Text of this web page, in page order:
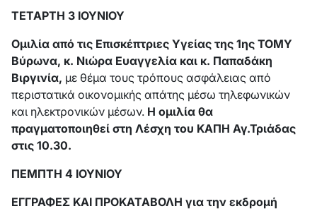
ΤΕΤΑΡΤΗ 3 ΙΟΥΝΙΟΥ
Ομιλία από τις Επισκέπτριες Υγείας της 1ης ΤΟΜΥ
Βύρωνα, κ. Νιώρα Ευαγγελία και κ. Παπαδάκη
Βιργινία, με θέμα τους τρόπους ασφάλειας από
περιστατικά οικονομικής απάτης μέσω τηλεφωνικών
και ηλεκτρονικών μέσων. Η ομιλία θα
πραγματοποιηθεί στη Λέσχη του ΚΑΠΗ Αγ.Τριάδας
στις 10.30.
ΠΕΜΠΤΗ 4 ΙΟΥΝΙΟΥ
ΕΓΓΡΑΦΕΣ ΚΑΙ ΠΡΟΚΑΤΑΒΟΛΗ για την εκδρομή